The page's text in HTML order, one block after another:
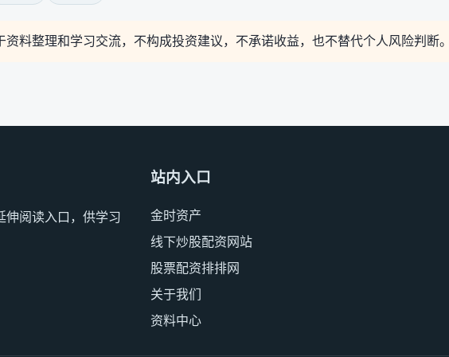
资料整理和学习交流，不构成投资建议，不承诺收益，也不替代个人风险判断
伸阅读入口，供学习
站内入口
金时资产
线下炒股配资网站
股票配资排排网
关于我们
资料中心